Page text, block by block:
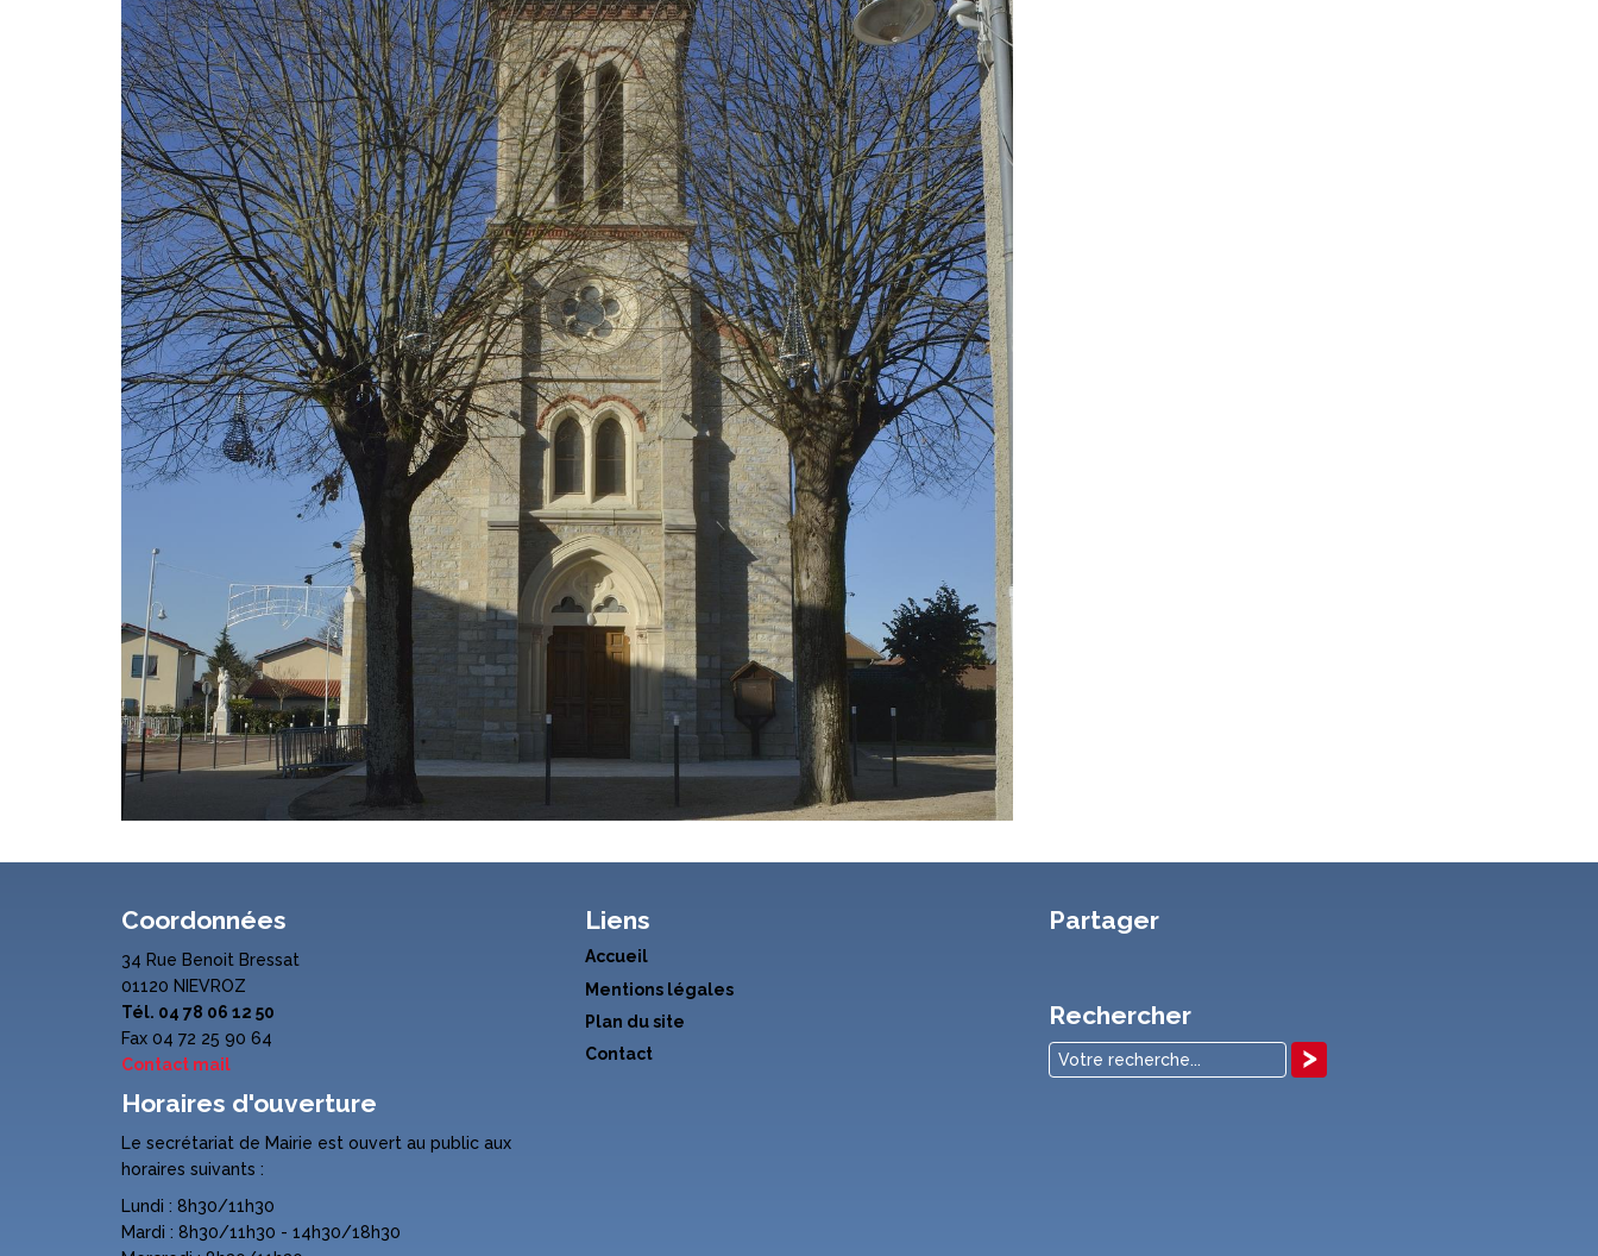
Coordonnées
34 Rue Benoit Bressat
01120 NIEVROZ
Tél. 04 78 06 12 50
Fax 04 72 25 90 64
Contact mail
Horaires d'ouverture
Le secrétariat de Mairie est ouvert au public aux
horaires suivants :
Lundi : 8h30/11h30
Mardi : 8h30/11h30 - 14h30/18h30
Liens
Accueil
Mentions légales
Plan du site
Contact
Partager
Rechercher